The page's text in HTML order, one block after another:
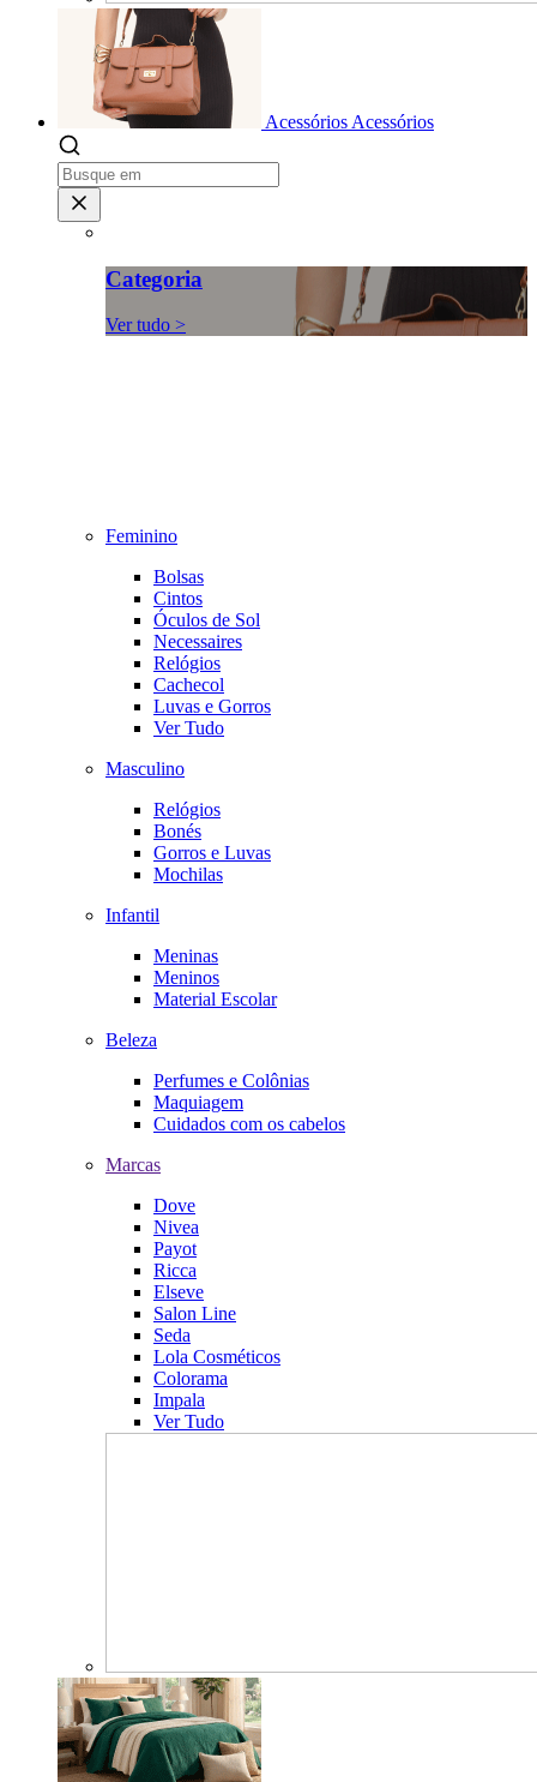
Acessórios Acessórios
Categoria
Ver tudo >
Feminino
Bolsas
Cintos
Óculos de Sol
Necessaires
Relógios
Cachecol
Luvas e Gorros
Ver Tudo
Masculino
Relógios
Bonés
Gorros e Luvas
Mochilas
Infantil
Meninas
Meninos
Material Escolar
Beleza
Perfumes e Colônias
Maquiagem
Cuidados com os cabelos
Marcas
Dove
Nivea
Payot
Ricca
Elseve
Salon Line
Seda
Lola Cosméticos
Colorama
Impala
Ver Tudo